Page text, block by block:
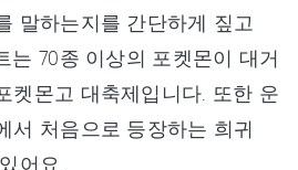
말하는지를 간단하게 짚고
는 70종 이상의 포켓몬이 대거
켓몬고 대축제입니다. 또한 운
서 처음으로 등장하는 희귀
어요.